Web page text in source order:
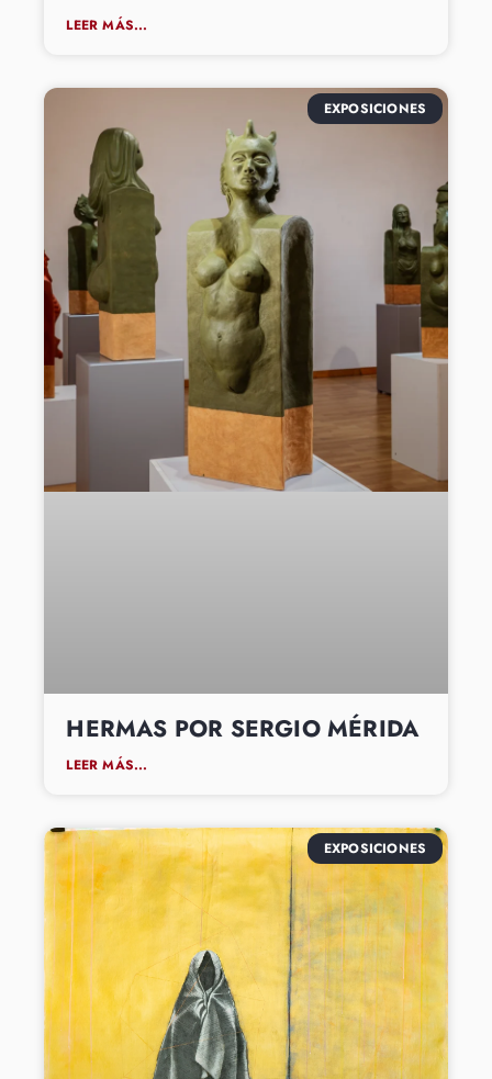
LEER MÁS...
EXPOSICIONES
HERMAS POR SERGIO MÉRIDA
LEER MÁS...
EXPOSICIONES